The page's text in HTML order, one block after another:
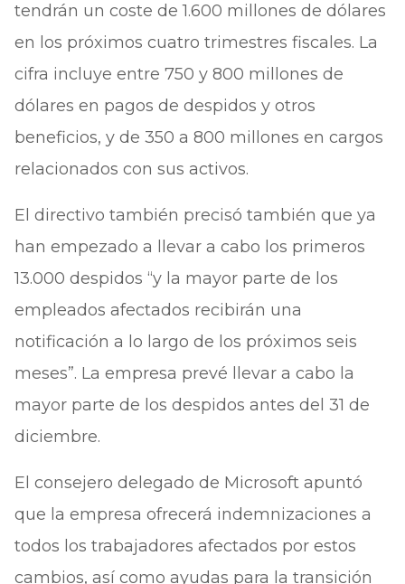
tendrán un coste de 1.600 millones de dólares
en los próximos cuatro trimestres fiscales. La
cifra incluye entre 750 y 800 millones de
dólares en pagos de despidos y otros
beneficios, y de 350 a 800 millones en cargos
relacionados con sus activos.
El directivo también precisó también que ya
han empezado a llevar a cabo los primeros
13.000 despidos “y la mayor parte de los
empleados afectados recibirán una
notificación a lo largo de los próximos seis
meses”. La empresa prevé llevar a cabo la
mayor parte de los despidos antes del 31 de
diciembre.
El consejero delegado de Microsoft apuntó
que la empresa ofrecerá indemnizaciones a
todos los trabajadores afectados por estos
cambios, así como ayudas para la transición